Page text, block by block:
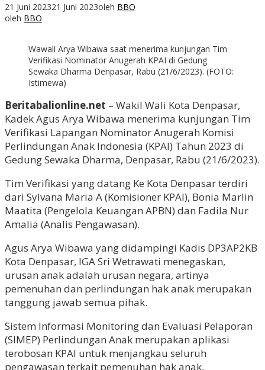
21 Juni 202321 Juni 2023oleh BBO
oleh BBO
Wawali Arya Wibawa saat menerima kunjungan Tim
Verifikasi Nominator Anugerah KPAI di Gedung
Sewaka Dharma Denpasar, Rabu (21/6/2023). (FOTO:
Istimewa)
Beritabalionline.net – Wakil Wali Kota Denpasar,
Kadek Agus Arya Wibawa menerima kunjungan Tim
Verifikasi Lapangan Nominator Anugerah Komisi
Perlindungan Anak Indonesia (KPAI) Tahun 2023 di
Gedung Sewaka Dharma, Denpasar, Rabu (21/6/2023).
Tim Verifikasi yang datang Ke Kota Denpasar terdiri
dari Sylvana Maria A (Komisioner KPAI), Bonia Marlin
Maatita (Pengelola Keuangan APBN) dan Fadila Nur
Amalia (Analis Pengawasan).
Agus Arya Wibawa yang didampingi Kadis DP3AP2KB
Kota Denpasar, IGA Sri Wetrawati menegaskan,
urusan anak adalah urusan negara, artinya
pemenuhan dan perlindungan hak anak merupakan
tanggung jawab semua pihak.
Sistem Informasi Monitoring dan Evaluasi Pelaporan
(SIMEP) Perlindungan Anak merupakan aplikasi
terobosan KPAI untuk menjangkau seluruh
pengawasan terkait pemenuhan hak anak,